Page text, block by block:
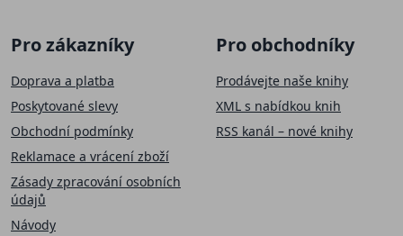
Pro zákazníky
Doprava a platba
Poskytované slevy
Obchodní podmínky
Reklamace a vrácení zboží
Zásady zpracování osobních
údajů
Návody
Pro obchodníky
Prodávejte naše knihy
XML s nabídkou knih
RSS kanál – nové knihy